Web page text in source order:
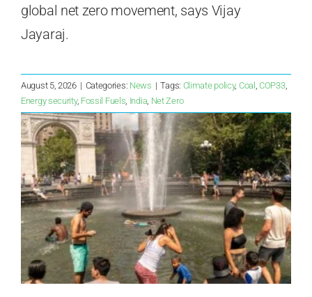
global net zero movement, says Vijay
Jayaraj.
August 5, 2026 | Categories: News | Tags: Climate policy, Coal ,COP33,
Energy security, Fossil Fuels India Net Zero